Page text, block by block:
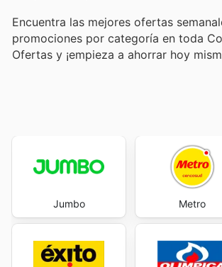
Encuentra las mejores ofertas
promociones por categoría en toda
Ofertas y ¡empieza a ahorrar hoy
Jumbo Metro